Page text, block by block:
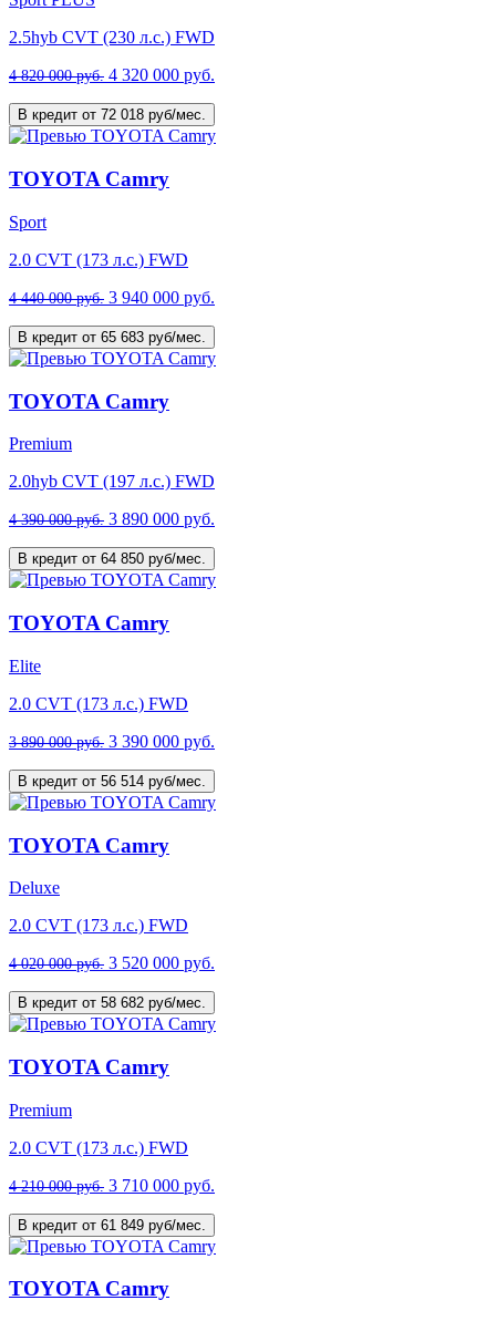
2.5hyb CVT (230 л.с.) FWD
4 820 000 руб. 4 320 000 руб.
В кредит от 72 018 руб/мес.
TOYOTA Camry
Sport
2.0 CVT (173 л.с.) FWD
4 440 000 руб. 3 940 000 руб.
В кредит от 65 683 руб/мес.
TOYOTA Camry
Premium
2.0hyb CVT (197 л.с.) FWD
4 390 000 руб. 3 890 000 руб.
В кредит от 64 850 руб/мес.
TOYOTA Camry
Elite
2.0 CVT (173 л.с.) FWD
3 890 000 руб. 3 390 000 руб.
В кредит от 56 514 руб/мес.
TOYOTA Camry
Deluxe
2.0 CVT (173 л.с.) FWD
4 020 000 руб. 3 520 000 руб.
В кредит от 58 682 руб/мес.
TOYOTA Camry
Premium
2.0 CVT (173 л.с.) FWD
4 210 000 руб. 3 710 000 руб.
В кредит от 61 849 руб/мес.
TOYOTA Camry